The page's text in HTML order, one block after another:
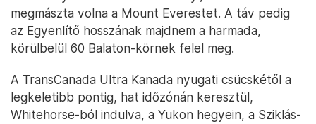
megmászta volna a Mount Everestet. A táv pedig
az Egyenlítő hosszának majdnem a harmada,
körülbelül 60 Balaton-körnek felel meg.
A TransCanada Ultra Kanada nyugati csücskétől a
legkeletibb pontig, hat időzónán keresztül,
Whitehorse-ból indulva, a Yukon hegyein, a Sziklás-